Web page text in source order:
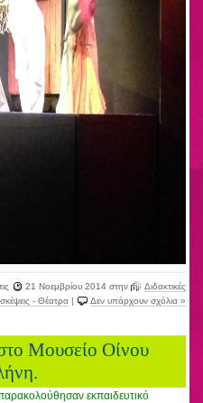
21 Νοεμβρίου 2014στην
Διδακτικές
- Θέατρα | Δεν υπάρχουν σχόλια »
Μουσείο Οίνου
εκπαιδευτικό